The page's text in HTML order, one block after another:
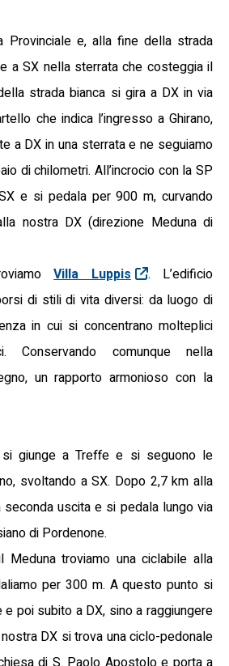
Provinciale e, alla fine della strada
a SX nella sterrata che costeggia il
strada bianca si gira a DX in via
che indica l’ingresso a Ghirano,
a DX in una sterrata e ne seguiamo
di chilometri. All’incrocio con la SP
e si pedala per 900 m, curvando
nostra DX (direzione Meduna di
Villa Luppis
. L’edificio
di stili di vita diversi: da luogo di
in cui si concentrano molteplici
Conservando comunque nella
un rapporto armonioso con la
giunge a Treffe e si seguono le
svoltando a SX. Dopo 2,7 km alla
uscita e si pedala lungo via
di Pordenone.
troviamo una ciclabile alla
per 300 m. A questo punto si
e poi subito a DX, sino a raggiungere
DX si trova una ciclo-pedonale